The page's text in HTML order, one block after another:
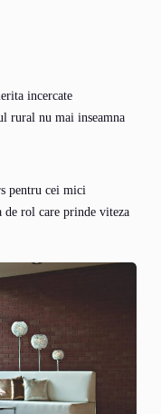
incercate
rural nu mai inseamna
pentru cei mici
rol care prinde viteza